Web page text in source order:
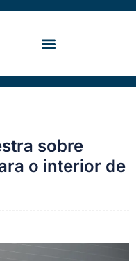
sobre
o interior de